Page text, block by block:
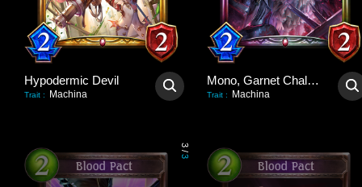
Hypodermic Devil
Trait : Machina
Mono, Garnet Challenger
Trait : Machina
3
/
3